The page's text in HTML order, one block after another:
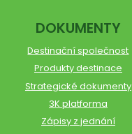
DOKUMENTY
Destinační společnost
Produkty destinace
Strategické dokumenty
3K platforma
Zápisy z jednání